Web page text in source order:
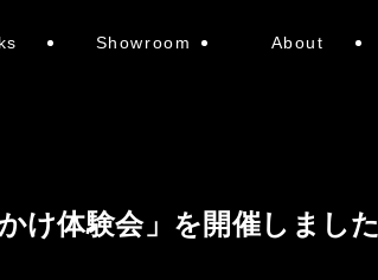
Showroom About
け体験会」を開催しました